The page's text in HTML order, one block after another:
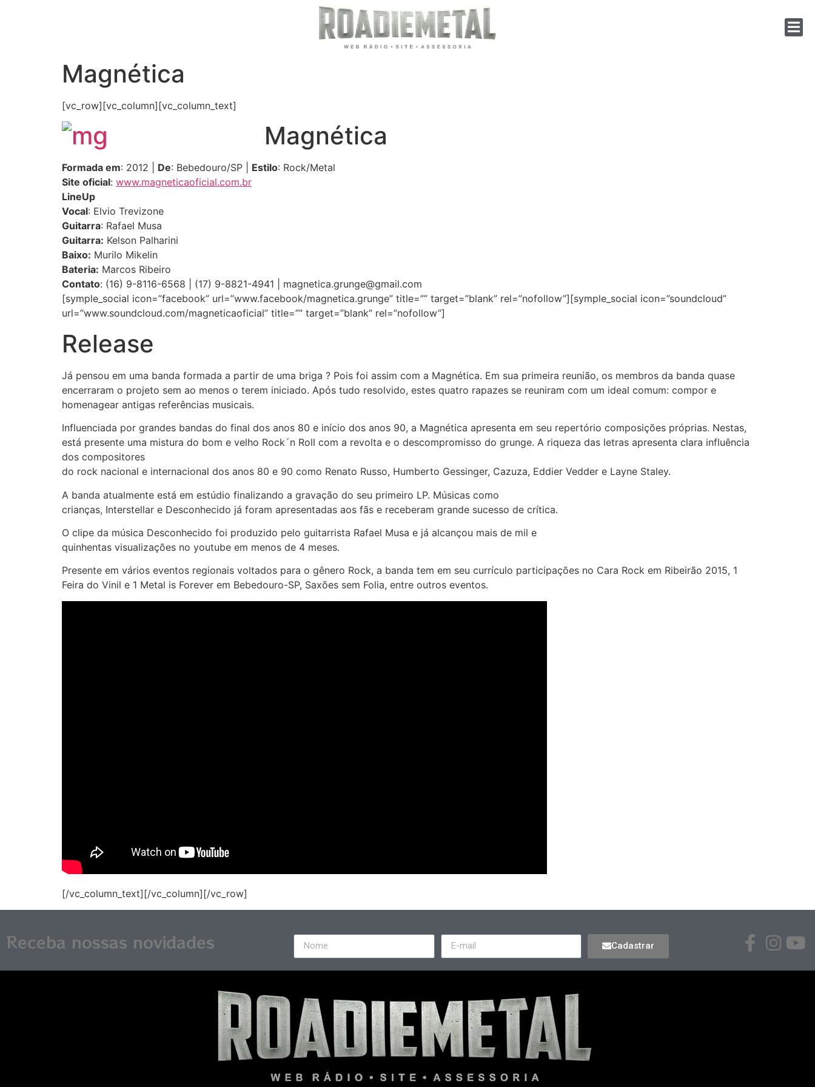
Magnética
[vc_row][vc_column][vc_column_text]
Magnética
Formada em: 2012 | De: Bebedouro/SP | Estilo: Rock/Metal
Site oficial: www.magneticaoficial.com.br
LineUp
Vocal: Elvio Trevizone
Guitarra: Rafael Musa
Guitarra: Kelson Palharini
Baixo: Murilo Mikelin
Bateria: Marcos Ribeiro
Contato: (16) 9-8116-6568 | (17) 9-8821-4941 | magnetica.grunge@gmail.com
[symple_social icon=”facebook” url=”www.facebook/magnetica.grunge” title=”” target=”blank” rel=”nofollow”][symple_social icon=”soundcloud”
url=”www.soundcloud.com/magneticaoficial” title=”” target=”blank” rel=”nofollow”]
Release
Já pensou em uma banda formada a partir de uma briga ? Pois foi assim com a Magnética. Em sua primeira reunião, os membros da banda quase
encerraram o projeto sem ao menos o terem iniciado. Após tudo resolvido, estes quatro rapazes se reuniram com um ideal comum: compor e
homenagear antigas referências musicais.
Influenciada por grandes bandas do final dos anos 80 e início dos anos 90, a Magnética apresenta em seu repertório composições próprias. Nestas,
está presente uma mistura do bom e velho Rock´n Roll com a revolta e o descompromisso do grunge. A riqueza das letras apresenta clara influência
dos compositores
do rock nacional e internacional dos anos 80 e 90 como Renato Russo, Humberto Gessinger, Cazuza, Eddier Vedder e Layne Staley.
A banda atualmente está em estúdio finalizando a gravação do seu primeiro LP. Músicas como
crianças, Interstellar e Desconhecido já foram apresentadas aos fãs e receberam grande sucesso de crítica.
O clipe da música Desconhecido foi produzido pelo guitarrista Rafael Musa e já alcançou mais de mil e
quinhentas visualizações no youtube em menos de 4 meses.
Presente em vários eventos regionais voltados para o gênero Rock, a banda tem em seu currículo participações no Cara Rock em Ribeirão 2015, 1
Feira do Vinil e 1 Metal is Forever em Bebedouro-SP, Saxões sem Folia, entre outros eventos.
[/vc_column_text][/vc_column][/vc_row]
Receba nossas novidades Cadastrar